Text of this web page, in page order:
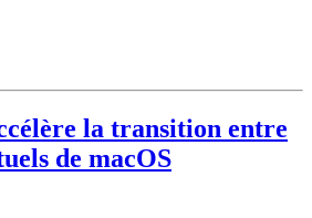
la transition entre
de macOS